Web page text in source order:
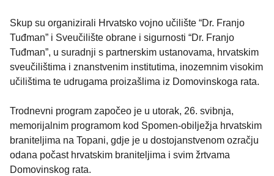
Skup su organizirali Hrvatsko vojno učilište “Dr. Franjo
Tuđman” i Sveučilište obrane i sigurnosti “Dr. Franjo
Tuđman”, u suradnji s partnerskim ustanovama, hrvatskim
sveučilištima i znanstvenim institutima, inozemnim visokim
učilištima te udrugama proizašlima iz Domovinskoga rata.
Trodnevni program započeo je u utorak, 26. svibnja,
memorijalnim programom kod Spomen-obilježja hrvatskim
braniteljima na Topani, gdje je u dostojanstvenom ozračju
odana počast hrvatskim braniteljima i svim žrtvama
Domovinskog rata.